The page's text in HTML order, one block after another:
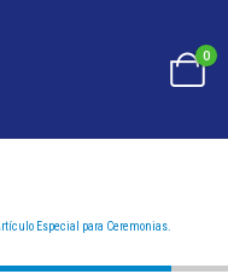
0
ARTÍCULO ESPECIAL PARA
Especial para Ceremonias.